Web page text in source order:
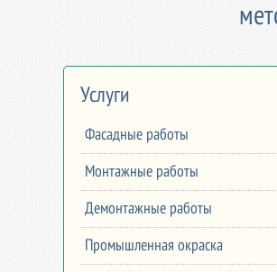
Услуги
Фасадные работы
Монтажные работы
Демонтажные работы
Промышленная окраска